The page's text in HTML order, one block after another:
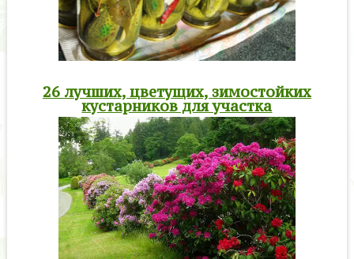
26 лучших, цветущих, зимостойких
кустарников для участка